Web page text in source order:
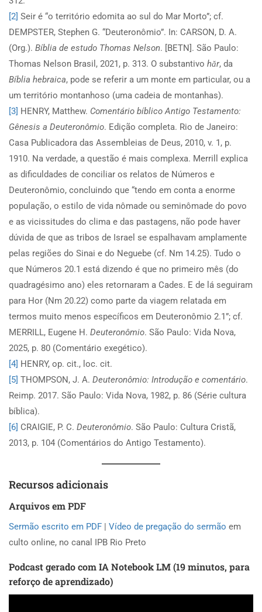
[2] Seir é “o território edomita ao sul do Mar Morto”; cf.
DEMPSTER, Stephen G. “Deuteronômio”. In: CARSON, D. A.
(Org.). Bíblia de estudo Thomas Nelson. [BETN]. São Paulo:
Thomas Nelson Brasil, 2021, p. 313. O substantivo hǎr, da
Bíblia hebraica, pode se referir a um monte em particular, ou a
um território montanhoso (uma cadeia de montanhas).
[3] HENRY, Matthew. Comentário bíblico Antigo Testamento:
Gênesis a Deuteronômio. Edição completa. Rio de Janeiro:
Casa Publicadora das Assembleias de Deus, 2010, v. 1, p.
1910. Na verdade, a questão é mais complexa. Merrill explica
as dificuldades de conciliar os relatos de Números e
Deuteronômio, concluindo que “tendo em conta a enorme
população, o estilo de vida nômade ou seminômade do povo
e as vicissitudes do clima e das pastagens, não pode haver
dúvida de que as tribos de Israel se espalhavam amplamente
pelas regiões do Sinai e do Neguebe (cf. Nm 14.25). Tudo o
que Números 20.1 está dizendo é que no primeiro mês (do
quadragésimo ano) eles retornaram a Cades. E de lá seguiram
para Hor (Nm 20.22) como parte da viagem relatada em
termos muito menos específicos em Deuteronômio 2.1”; cf.
MERRILL, Eugene H. Deuteronômio. São Paulo: Vida Nova,
2025, p. 80 (Comentário exegético).
[4] HENRY, op. cit., loc. cit.
[5] THOMPSON, J. A. Deuteronômio: Introdução e comentário.
Reimp. 2017. São Paulo: Vida Nova, 1982, p. 86 (Série cultura
bíblica).
[6] CRAIGIE, P. C. Deuteronômio. São Paulo: Cultura Cristã,
2013, p. 104 (Comentários do Antigo Testamento).
Recursos adicionais
Arquivos em PDF
Sermão escrito em PDF | Vídeo de pregação do sermão em
culto online, no canal IPB Rio Preto
Podcast gerado com IA Notebook LM (19 minutos, para
reforço de aprendizado)